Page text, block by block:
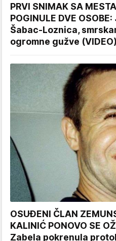
PRVI SNIMAK SA
POGINULE DVE
Šabac-Loznica,
ogromne gužve (VIDEO)
OSUĐENI ČLAN
KALINIĆ PONOVO SE
Zabela pokrenula